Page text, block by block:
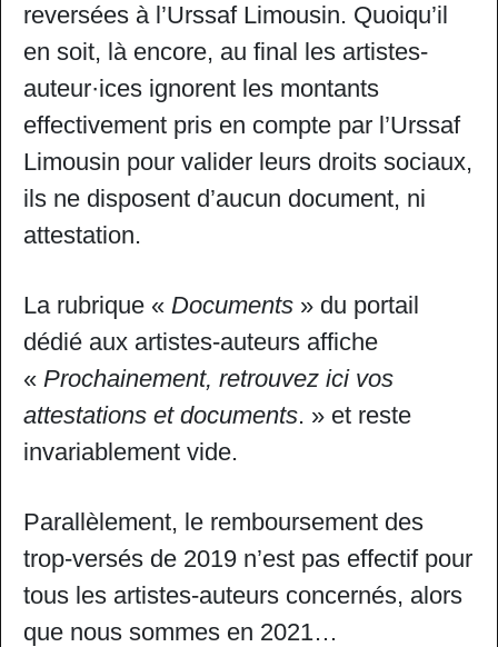
reversées à l’Urssaf Limousin. Quoiqu’il
en soit, là encore, au final les artistes-
auteur·ices ignorent les montants
effectivement pris en compte par l’Urssaf
Limousin pour valider leurs droits sociaux,
ils ne disposent d’aucun document, ni
attestation.
La rubrique « Documents » du portail
dédié aux artistes-auteurs affiche
« Prochainement, retrouvez ici vos
attestations et documents. » et reste
invariablement vide.
Parallèlement, le remboursement des
trop-versés de 2019 n’est pas effectif pour
tous les artistes-auteurs concernés, alors
que nous sommes en 2021…